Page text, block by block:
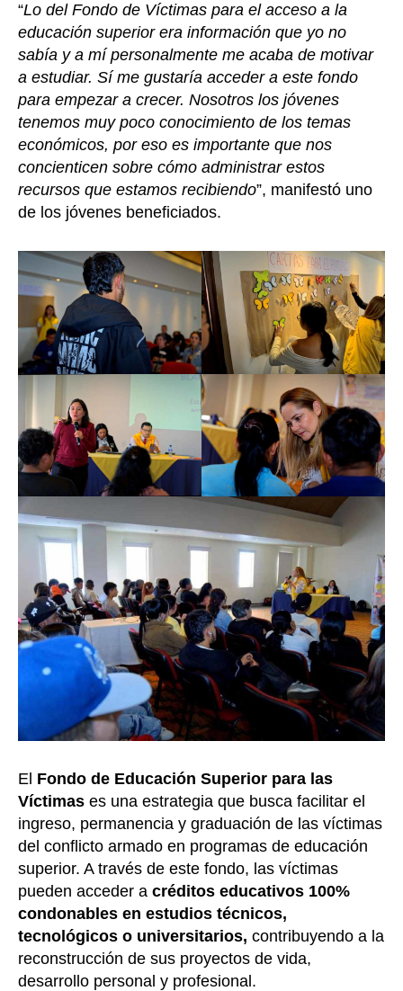
“Lo del Fondo de Víctimas para el acceso a la
educación superior era información que yo no
sabía y a mí personalmente me acaba de motivar
a estudiar. Sí me gustaría acceder a este fondo
para empezar a crecer. Nosotros los jóvenes
tenemos muy poco conocimiento de los temas
económicos, por eso es importante que nos
concienticen sobre cómo administrar estos
recursos que estamos recibiendo”, manifestó uno
de los jóvenes beneficiados.
El Fondo de Educación Superior para las
Víctimas es una estrategia que busca facilitar el
ingreso, permanencia y graduación de las víctimas
del conflicto armado en programas de educación
superior. A través de este fondo, las víctimas
pueden acceder a créditos educativos 100%
condonables en estudios técnicos,
tecnológicos o universitarios, contribuyendo a la
reconstrucción de sus proyectos de vida,
desarrollo personal y profesional.